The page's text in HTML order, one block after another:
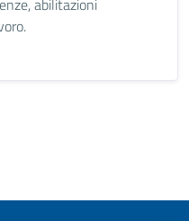
abilitazioni